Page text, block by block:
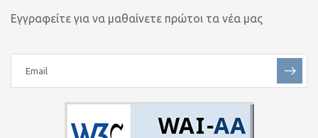
Εγγραφείτε για να μαθαίνετε πρώτοι τα νέα μας